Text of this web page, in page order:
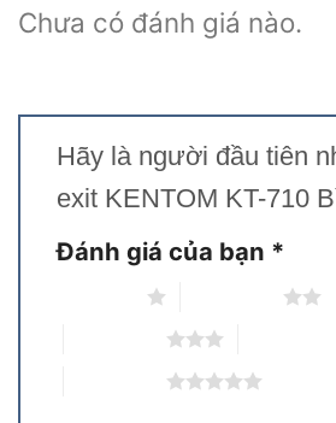
Chưa có đánh giá nào.
Hãy là người đầu tiên
exit KENTOM KT-710
Đánh giá của bạn *